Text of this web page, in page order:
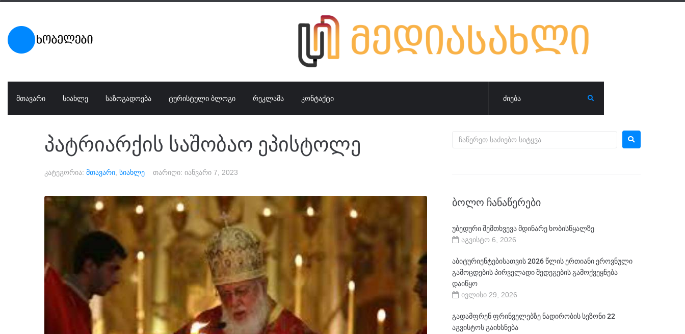
ᲛᲗᲐᲕᲐᲠᲘ ᲡᲘᲐᲮᲚᲔ ᲡᲐᲖᲝᲒᲐᲓᲝᲔᲑᲐ ᲢᲣᲠᲘᲡᲢᲣᲚᲘ ᲑᲚᲝᲒᲘ ᲠᲔᲙᲚᲐᲛᲐ ᲙᲝᲜᲢᲐᲥᲢᲘ
პატრიარქის საშობაო ეპისტოლე
კატეგორია: მთავარი სიახლე თარიღი: იანვარი 7, 2023
ᲑᲝᲚᲝ ᲩᲐᲜᲐᲬᲔᲠᲔᲑᲘ
უბედური შემთხვევა მდინარე ხობისწყალზე
აგვისტო 6, 2026
აბიტურიენტებისათვის 2026 წლის ერთიანი ეროვნული
გამოცდების პირველადი შედეგების გამოქვეყნება
დაიწყო
ივლისი 29, 2026
გადამფრენ ფრინველებზე ნადირობის სეზონი 22
აგვისტოს გაიხსნება